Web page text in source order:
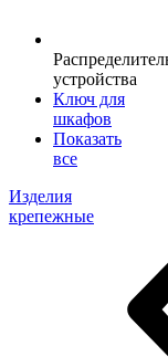
устройства
Ключ для
шкафов
Показать
все
Изделия
крепежные